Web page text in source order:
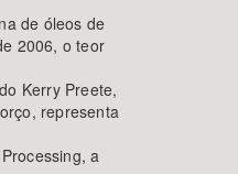
de óleos de
2006, o teor
Kerry Preete,
representa
a